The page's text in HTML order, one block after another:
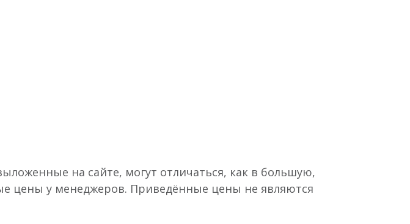
на сайте, могут отличаться, как в большую,
цены у менеджеров. Приведённые цены не являются